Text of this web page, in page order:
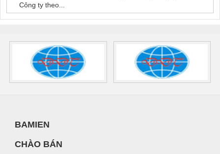
Công ty theo...
BAMIEN
CHÀO BÁN